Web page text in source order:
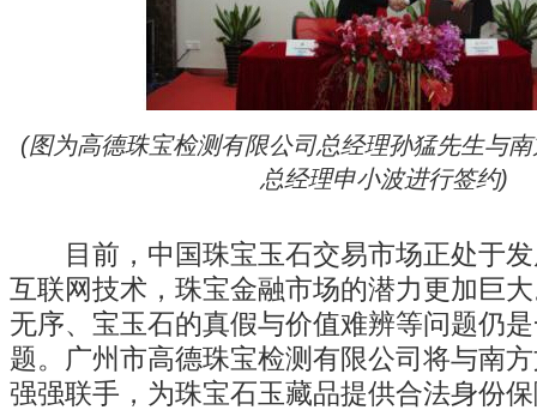
(图为高德珠宝检测有限公司总经理孙猛先生与
总经理申小波进行签约)
目前，中国珠宝玉石交易市场正处于发
互联网技术，珠宝金融市场的潜力更加巨
无序、宝玉石的真假与价值难辨等问题仍
题。广州市高德珠宝检测有限公司将与南
强强联手，为珠宝石玉藏品提供合法身份